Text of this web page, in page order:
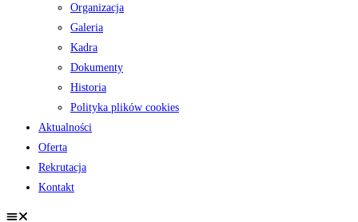
Organizacja
Galeria
Kadra
Dokumenty
Historia
Polityka plików cookies
Aktualności
Oferta
Rekrutacja
Kontakt